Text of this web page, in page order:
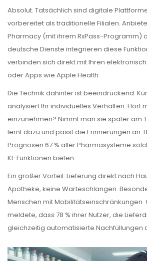
Absolut. Tatsächlich sind digitale
vorbereitet als traditionelle Filialen.
Pharmacy (mit ihrem RxPass-Programm)
deutsche Dienste integrieren diese
verbinden sich direkt mit Ihren
oder Apps wie Apple Health.
Die Technik dahinter ist beeindruckend.
analysiert Ihr individuelles Verhalten. Hört
einzunehmen? Nimmt man sie später am
lernt dazu und passt die Erinnerungen an.
Prognosen 67 % aller Pharmasysteme
KI-Funktionen bieten.
Ein großer Vorteil: Lieferung direkt nach
Apotheke, keine Warteschlangen.
Menschen mit Mobilitätseinschränkungen.
meldete, dass 78 % ihrer Nutzer, die
gleichzeitig automatisierte Nachfüllungen